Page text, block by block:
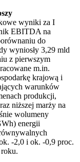
wyniki za I
EBITDA na
do
wyniosły 3,29 mld
z pierwszym
m.in.
krajową i
warunków
produkcji,
niższej marży na
wolumeny
energii
-2,0 i ok. -0,9 proc.